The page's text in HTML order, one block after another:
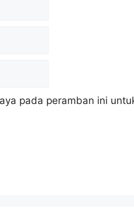
pada peramban ini